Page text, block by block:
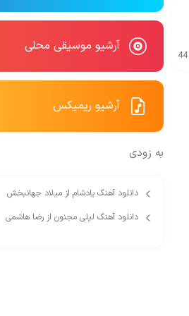
44
آرشیو موسیقی محلی
آرشیو ریمیکس
به زودی
دانلود آهنگ یادشام از میلاد جهانبخش
دانلود آهنگ لیلی مجنون از رضا هاشمی